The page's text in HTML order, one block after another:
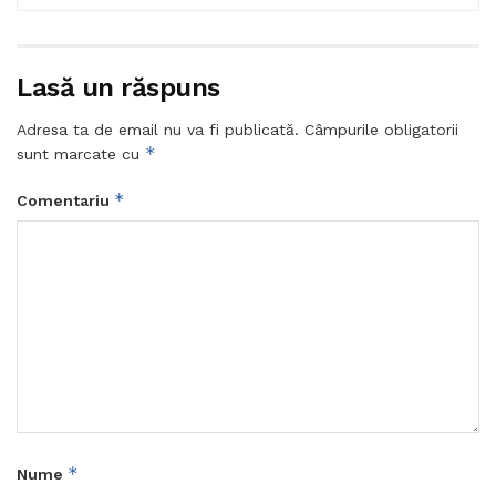
Lasă un răspuns
Adresa ta de email nu va fi publicată. Câmpurile obligatorii
sunt marcate cu *
Comentariu *
Nume *